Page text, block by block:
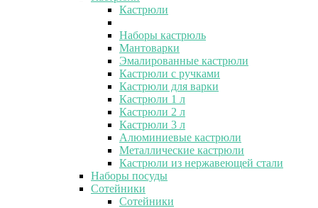
Кастрюли
Наборы кастрюль
Мантоварки
Эмалированные кастрюли
Кастрюли с ручками
Кастрюли для варки
Кастрюли 1 л
Кастрюли 2 л
Кастрюли 3 л
Алюминиевые кастрюли
Металлические кастрюли
Кастрюли из нержавеющей стали
Наборы посуды
Сотейники
Сотейники